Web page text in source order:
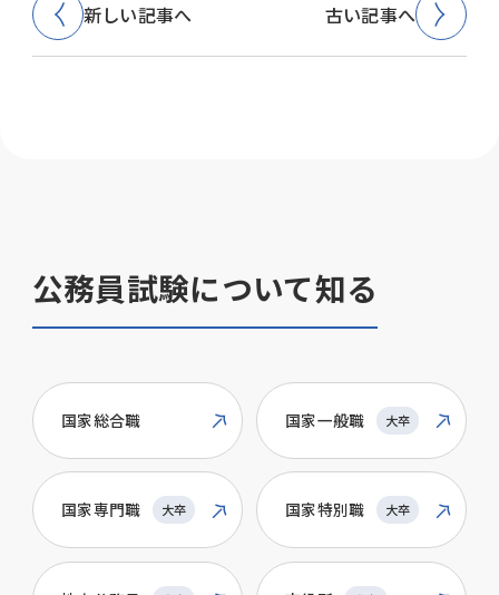
新しい記事へ 古い記事へ
公務員試験について知る
国家総合職 国家一般職 大卒
国家専門職 大卒 国家特別職 大卒